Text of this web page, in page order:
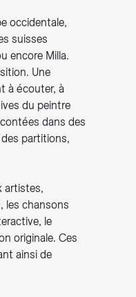
occidentale,
suisses
encore Milla.
Une
à écouter, à
du peintre
dans des
partitions,
artistes,
les chansons
le
originale. Ces
ainsi de